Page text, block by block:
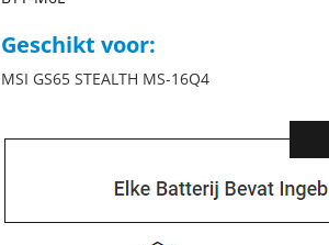
Geschikt voor:
MSI GS65 STEALTH MS-16Q4